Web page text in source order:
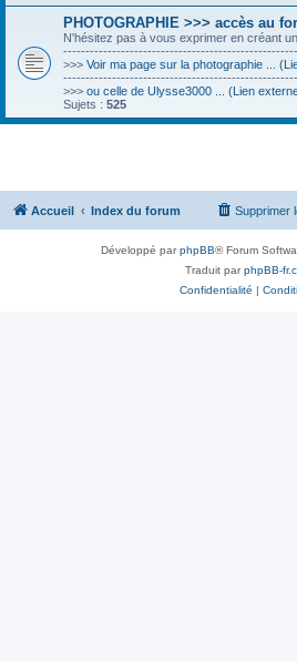
PHOTOGRAPHIE >>> accès au
N'hésitez pas à vous exprimer en créant un
>>> Voir ma page sur la photographie ...
>>> ou celle de Ulysse3000 ... (Lien
Sujets : 525
Accueil Index du forum Supprimer
Développé parphpBB® Forum
Traduit parphpBB-
Confidentialité |